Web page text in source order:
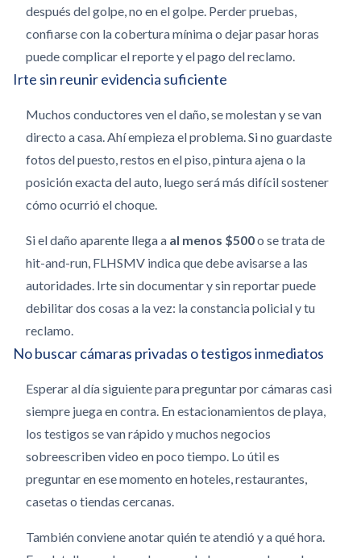
después del golpe, no en el golpe. Perder pruebas,
confiarse con la cobertura mínima o dejar pasar horas
puede complicar el reporte y el pago del reclamo.
Irte sin reunir evidencia suficiente
Muchos conductores ven el daño, se molestan y se van
directo a casa. Ahí empieza el problema. Si no guardaste
fotos del puesto, restos en el piso, pintura ajena o la
posición exacta del auto, luego será más difícil sostener
cómo ocurrió el choque.
Si el daño aparente llega a al menos $500o se trata de
hit-and-run, FLHSMV indica que debe avisarse a las
autoridades. Irte sin documentar y sin reportar puede
debilitar dos cosas a la vez: la constancia policial y tu
reclamo.
No buscar cámaras privadas o testigos inmediatos
Esperar al día siguiente para preguntar por cámaras casi
siempre juega en contra. En estacionamientos de playa,
los testigos se van rápido y muchos negocios
sobreescriben video en poco tiempo. Lo útil es
preguntar en ese momento en hoteles, restaurantes,
casetas o tiendas cercanas.
También conviene anotar quién te atendió y a qué hora.